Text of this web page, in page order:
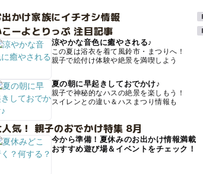
かけ家族にイチオシ情報
こーよとりっぷ 注目記事
涼やかな音色に癒やされる♪
この夏は浴衣を着て風鈴市・まつりへ！
親子で絵付け体験や絶景を満喫しよう
夏の朝に早起きしておでかけ♪
親子で神秘的なハスの絶景を楽しもう！
スイレンとの違い＆ハスまつり情報も
人気！ 親子のおでかけ特集 8月
今から準備！夏休みのお出かけ情報満載
おすすめ遊び場＆イベントをチェック！